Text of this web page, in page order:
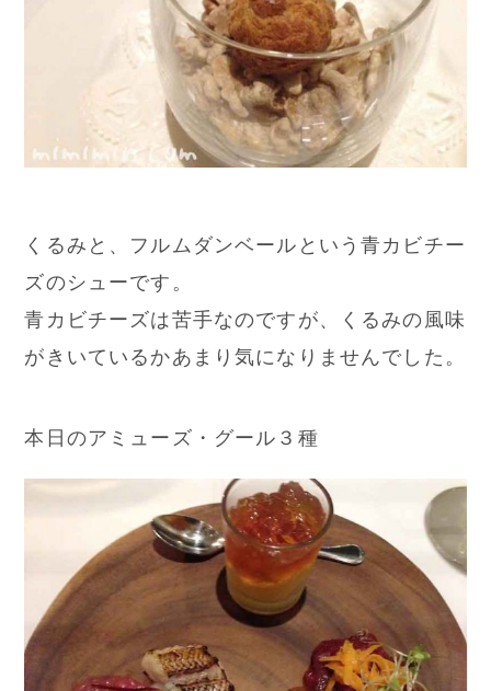
くるみと、フルムダンベールという青カビチー
ズのシューです。
青カビチーズは苦手なのですが、くるみの風味
がきいているかあまり気になりませんでした。
本日のアミューズ・グール３種